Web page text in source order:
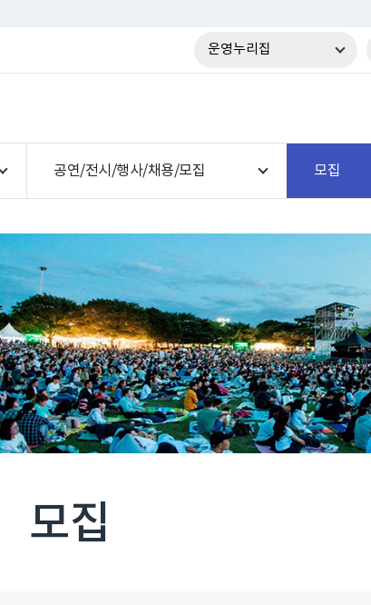
운영누리집
공연/전시/행사/채용/모집 모집
모집